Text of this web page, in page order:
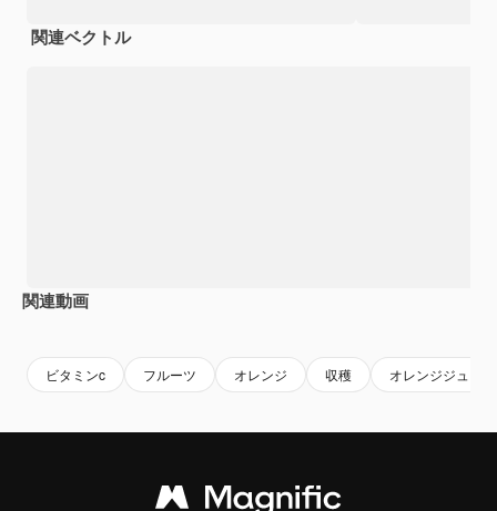
関連ベクトル
関連動画
ビタミンc フルーツ オレンジ 収穫 オレンジジュース